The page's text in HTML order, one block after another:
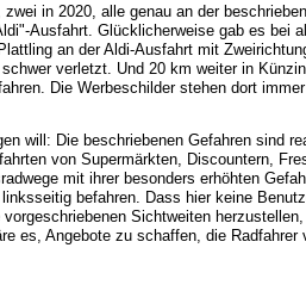
zwei in 2020, alle genau an der
Ausfahrt. Glücklicherweise gab es bei
an der Aldi-Ausfahrt mit
verletzt. Und 20 km weiter in
Die Werbeschilder stehen dort
will: Die beschriebenen Gefahren sind
von Supermärkten, Discountern,
mit ihrer besonders erhöhten
befahren. Dass hier keine
Sichtweiten
es, Angebote zu schaffen, die